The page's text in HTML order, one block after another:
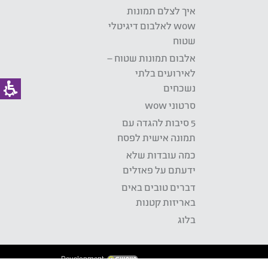
איך לצלם תמונות
wow לאלבום דיגיטלי
שטוח
אלבום תמונות שטוח –
לאירועים בלתי
נשכחים
סרטוני wow
5 סיבות להגדה עם
תמונה אישית לפסח
כמה עובדות שלא
ידעתם על פאזלים
דברים טובים באים
באריזות קטנות
בלוג
Development: